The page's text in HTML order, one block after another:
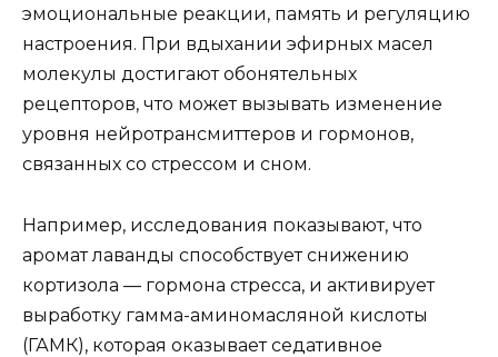
эмоциональные реакции, память и регуляцию
настроения. При вдыхании эфирных масел
молекулы достигают обонятельных
рецепторов, что может вызывать изменение
уровня нейротрансмиттеров и гормонов,
связанных со стрессом и сном.
Например, исследования показывают, что
аромат лаванды способствует снижению
кортизола — гормона стресса, и активирует
выработку гамма-аминомасляной кислоты
(ГАМК), которая оказывает седативное